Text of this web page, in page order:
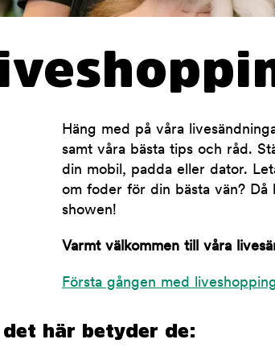
Häng med på våra
samt våra bästa tips och råd.
din mobil, padda eller dator.
om foder för din bästa vän?
showen!
Varmt välkommen till våra
Första gången med
det här betyder de: